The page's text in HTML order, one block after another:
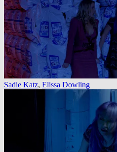
Sadie Katz, Elissa Dowling